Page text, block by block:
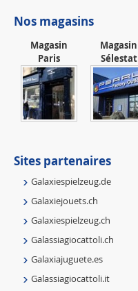
Nos magasins
Magasin
Paris
Magasin
Sélestat
Sites partenaires
Galaxiespielzeug.de
Galaxiejouets.ch
Galaxiespielzeug.ch
Galassiagiocattoli.ch
Galaxiajuguete.es
Galassiagiocattoli.it